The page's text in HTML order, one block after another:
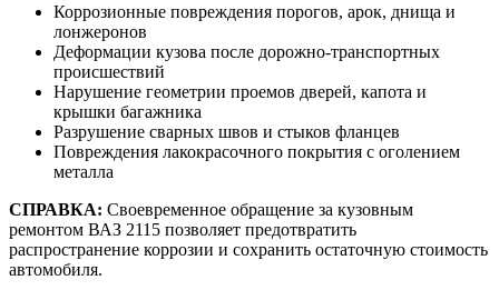
Коррозионные повреждения порогов, арок, днища и
лонжеронов
Деформации кузова после дорожно-транспортных
происшествий
Нарушение геометрии проемов дверей, капота и
крышки багажника
Разрушение сварных швов и стыков фланцев
Повреждения лакокрасочного покрытия с оголением
металла
СПРАВКА: Своевременное обращение за кузовным
ремонтом ВАЗ 2115 позволяет предотвратить
распространение коррозии и сохранить остаточную стоимость
автомобиля.